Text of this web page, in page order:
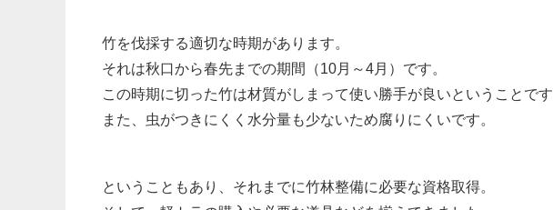
竹を伐採する適切な時期があります。
それは秋口から春先までの期間（10月～4月）です。
この時期に切った竹は材質がしまって使い勝手が良いということです
また、虫がつきにくく水分量も少ないため腐りにくいです。
ということもあり、それまでに竹林整備に必要な資格取得。